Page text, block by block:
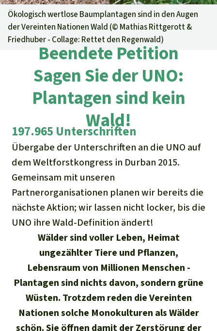
Informieren
Aktuelles
Erfolge
Alle News
Kids
Newsletter­anmeldung
Unsere Themen
Der Regenwald
Klima
Biodiversität
Schutzgebiete
Palmöl
Biokraftstoff
Tropenholz
Aluminium
Fleisch und Soja
Regenwald Report
Aktuelle Ausgabe
01/2026
04/2025
03/2025
02/2025
01/2025
Ältere Ausgaben
Erfolge
Shop
Überuns
Über uns
Der Verein
40 Jahre Vereins­geschichte
Häufige Fragen
Jahresberichte
Stiftung
Kontakt
Transparenz
Medien
Presse
Presse-Echo
Widget einbinden
Banner einbinden
Suche
Deutsch
English
Español
Français
Italiano
Português
Indonesia
Dringender Spendenaufruf
Regenwald-Urkunden
Fragen & Antworten
Testament
SpendenkontoRettet den
Regenwald e. V.
DE11430609672025 0541 00
GENODEM1GLS
GLS Bank
IBAN kopieren
Spenden für ein Thema
Tierschutz
Waldschutz
Schutz von Indigenen
Spenden für eine Region
Südostasien
Afrika
Lateinamerika
Ökologisch wertlose Baumplantagen sind in den Augen
der Vereinten Nationen Wald (© Mathias Rittgerott &
Friedhuber - Collage: Rettet den Regenwald)
Beendete Petition
Sagen Sie der UNO:
Plantagen sind kein
Wald!
197.965 Unterschriften
Übergabe der Unterschriften an die UNO auf
dem Weltforstkongress in Durban 2015.
Gemeinsam mit unseren
Partnerorganisationen planen wir bereits die
nächste Aktion; wir lassen nicht locker, bis die
UNO ihre Wald-Definition ändert!
Wälder sind voller Leben, Heimat
ungezählter Tiere und Pflanzen,
Lebensraum von Millionen Menschen -
Plantagen sind nichts davon, sondern grüne
Wüsten. Trotzdem reden die Vereinten
Nationen solche Monokulturen als Wälder
schön. Sie öffnen damit der Zerstörung der